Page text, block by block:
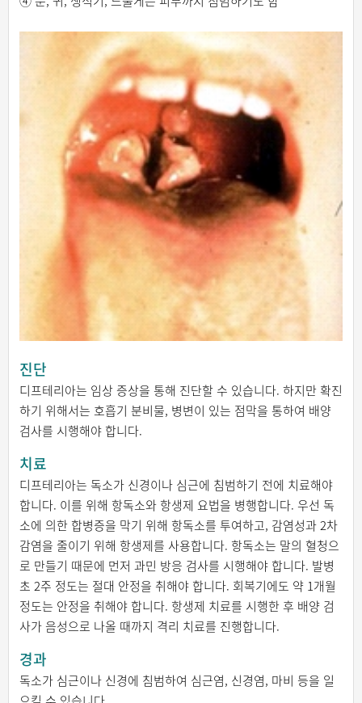
진단
디프테리아는 임상 증상을 통해 진단할 수 있습니다. 하지만 확진
하기 위해서는 호흡기 분비물, 병변이 있는 점막을 통하여 배양
검사를 시행해야 합니다.
치료
디프테리아는 독소가 신경이나 심근에 침범하기 전에 치료해야
합니다. 이를 위해 항독소와 항생제 요법을 병행합니다. 우선 독
소에 의한 합병증을 막기 위해 항독소를 투여하고, 감염성과 2차
감염을 줄이기 위해 항생제를 사용합니다. 항독소는 말의 혈청으
로 만들기 때문에 먼저 과민 방응 검사를 시행해야 합니다. 발병
초 2주 정도는 절대 안정을 취해야 합니다. 회복기에도 약 1개월
정도는 안정을 취해야 합니다. 항생제 치료를 시행한 후 배양 검
사가 음성으로 나올 때까지 격리 치료를 진행합니다.
경과
독소가 심근이나 신경에 침범하여 심근염, 신경염, 마비 등을 일